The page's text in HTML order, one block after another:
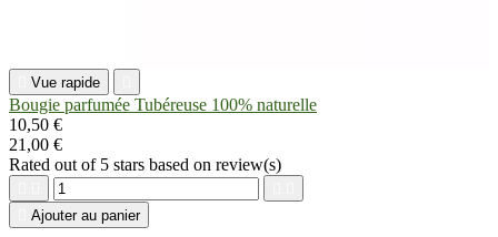
Vue rapide
Bougie parfumée Tubéreuse 100% naturelle
10,50 €
21,00 €
Rated out of 5 stars based on review(s)
Ajouter au panier